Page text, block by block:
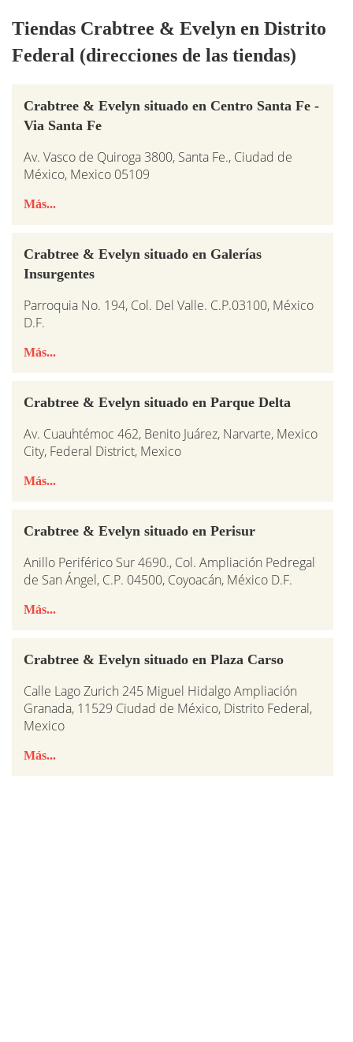
Tiendas Crabtree & Evelyn en Distrito
Federal (direcciones de las tiendas)
Crabtree & Evelyn situado en Centro Santa Fe -
Via Santa Fe
Av. Vasco de Quiroga 3800, Santa Fe., Ciudad de
México, Mexico 05109
Más...
Crabtree & Evelyn situado en Galerías
Insurgentes
Parroquia No. 194, Col. Del Valle. C.P.03100, México
D.F.
Más...
Crabtree & Evelyn situado en Parque Delta
Av. Cuauhtémoc 462, Benito Juárez, Narvarte, Mexico
City, Federal District, Mexico
Más...
Crabtree & Evelyn situado en Perisur
Anillo Periférico Sur 4690., Col. Ampliación Pedregal
de San Ángel, C.P. 04500, Coyoacán, México D.F.
Más...
Crabtree & Evelyn situado en Plaza Carso
Calle Lago Zurich 245 Miguel Hidalgo Ampliación
Granada, 11529 Ciudad de México, Distrito Federal,
Mexico
Más...